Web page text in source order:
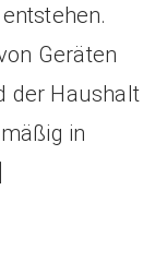
Geräten
der Haushalt
in